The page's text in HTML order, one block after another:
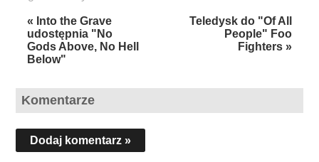
« Into the Grave
udostępnia "No
Gods Above, No Hell
Below"
Teledysk do "Of All
People" Foo
Fighters »
Komentarze
Dodaj komentarz »